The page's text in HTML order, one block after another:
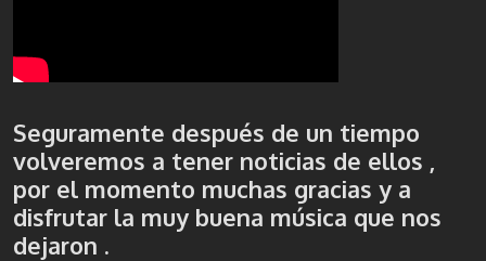
Seguramente después de un tiempo
volveremos a tener noticias de ellos ,
por el momento muchas gracias y a
disfrutar la muy buena música que nos
dejaron .